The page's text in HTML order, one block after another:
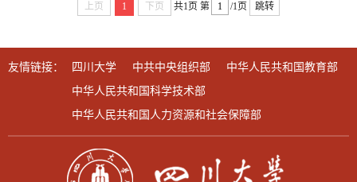
上页 1 下页 共1页 第 /1页 跳转
友情链接： 四川大学 中共中央组织部
中华人民共和国教育部
中华人民共和国科学技术部
中华人民共和国人力资源和社会保障部